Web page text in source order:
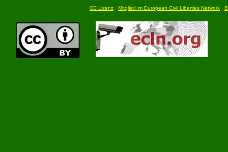
CC Lizenz Mitglied im European Civil Liberties Network